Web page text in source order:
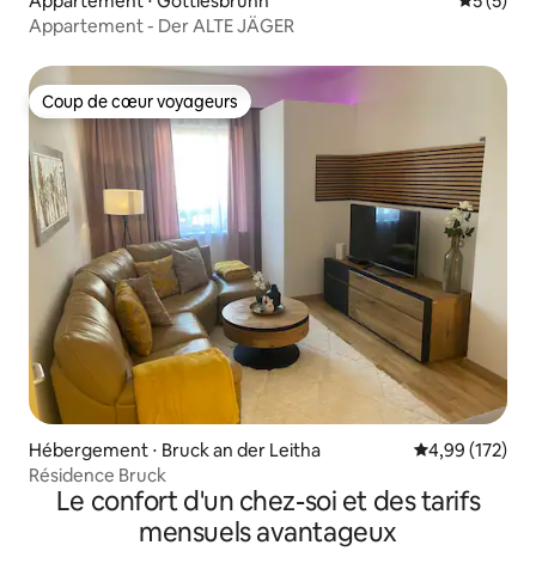
Appartement - Der ALTE JÄGER
Coup de cœur voyageurs
Coup de cœur voyageurs
Hébergement ⋅ Bruck an der Leitha Évaluation
4,99 (172)
Résidence Bruck
Le confort d'un chez-soi et des tarifs
mensuels avantageux